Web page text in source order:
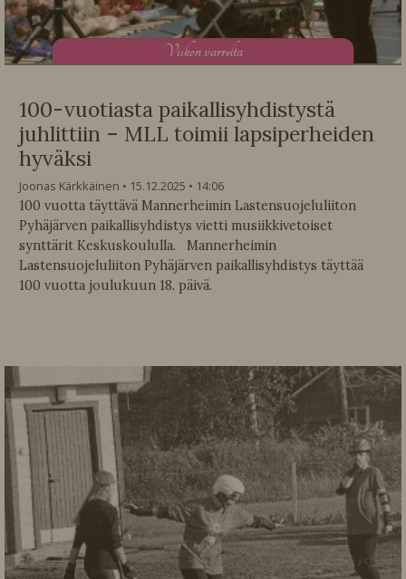
Viikon varrelta
100-vuotiasta paikallisyhdistystä
juhlittiin – MLL toimii lapsiperheiden
hyväksi
Joonas Kärkkäinen 15.12.2025
14:06
100 vuotta täyttävä Mannerheimin Lastensuojeluliiton
Pyhäjärven paikallisyhdistys vietti musiikkivetoiset
synttärit Keskuskoululla. Mannerheimin
Lastensuojeluliiton Pyhäjärven paikallisyhdistys täyttää
100 vuotta joulukuun 18. päivä.